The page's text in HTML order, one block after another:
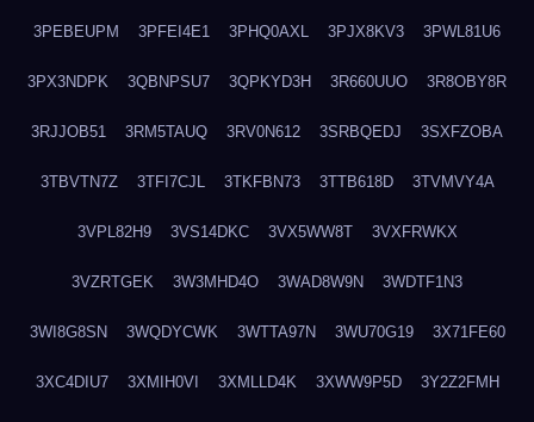
3PEBEUPM 3PFEI4E1 3PHQ0AXL 3PJX8KV3 3PWL81U6
3PX3NDPK 3QBNPSU7 3QPKYD3H 3R660UUO 3R8OBY8R
3RJJOB51 3RM5TAUQ 3RV0N612 3SRBQEDJ 3SXFZOBA
3TBVTN7Z 3TFI7CJL 3TKFBN73 3TTB618D 3TVMVY4A
3VPL82H9 3VS14DKC 3VX5WW8T 3VXFRWKX
3VZRTGEK 3W3MHD4O 3WAD8W9N 3WDTF1N3
3WI8G8SN 3WQDYCWK 3WTTA97N 3WU70G19 3X71FE60
3XC4DIU7 3XMIH0VI 3XMLLD4K 3XWW9P5D 3Y2Z2FMH